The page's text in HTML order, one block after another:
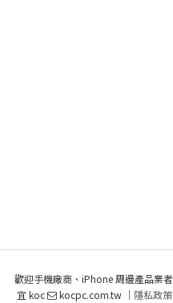
歡迎手機廠商、iPhone 周邊產品業
宜 koc
kocpc.com.tw ｜ 隱私政策